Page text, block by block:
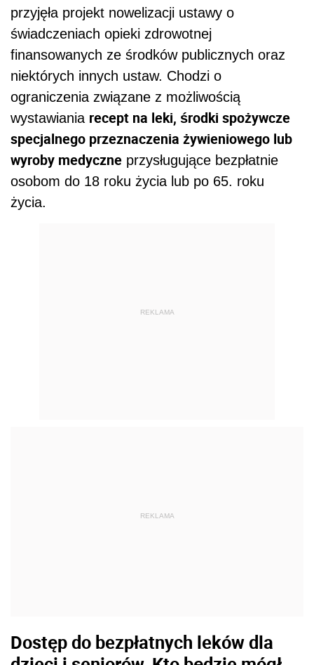
przyjęła projekt nowelizacji ustawy o
świadczeniach opieki zdrowotnej
finansowanych ze środków publicznych oraz
niektórych innych ustaw. Chodzi o
ograniczenia związane z możliwością
wystawiania recept na leki, środki spożywcze
specjalnego przeznaczenia żywieniowego lub
wyroby medyczne przysługujące bezpłatnie
osobom do 18 roku życia lub po 65. roku
życia.
REKLAMA
REKLAMA
Dostęp do bezpłatnych leków dla